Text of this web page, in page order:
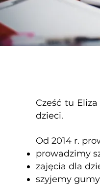
Cześć tu
dzieci.
Od 2014 r.
prowadzimy
zajęcia dla
szyjemy